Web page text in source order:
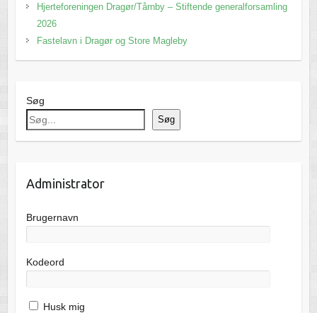
Hjerteforeningen Dragør/Tårnby – Stiftende generalforsamling
2026
Fastelavn i Dragør og Store Magleby
Søg
Søg
Administrator
Brugernavn
Kodeord
Husk mig